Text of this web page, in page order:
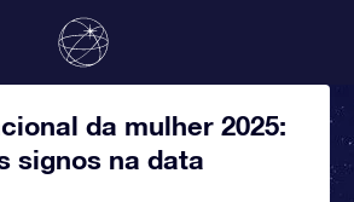
da mulher 2025:
signos na data